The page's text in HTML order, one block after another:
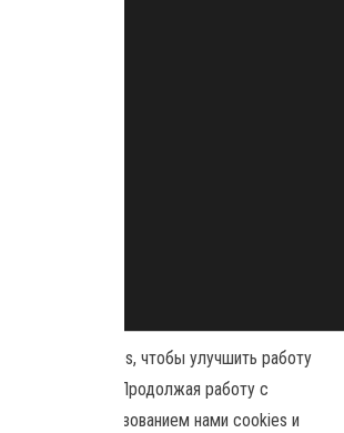
файлы cookies, чтобы улучшить работу
сайта. Продолжая работу с
с использованием нами cookies и